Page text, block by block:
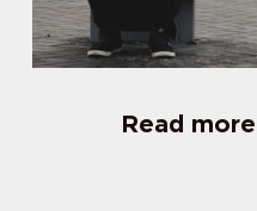
Read